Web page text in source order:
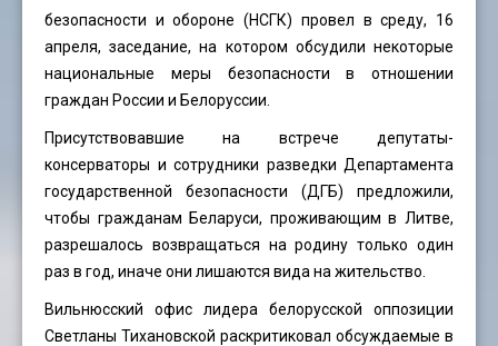
безопасности и обороне (НСГК) провел в среду, 16
апреля, заседание, на котором обсудили некоторые
национальные меры безопасности в отношении
граждан России и Белоруссии.
Присутствовавшие на встрече депутаты-
консерваторы и сотрудники разведки Департамента
государственной безопасности (ДГБ) предложили,
чтобы гражданам Беларуси, проживающим в Литве,
разрешалось возвращаться на родину только один
раз в год, иначе они лишаются вида на жительство.
Вильнюсский офис лидера белорусской оппозиции
Светланы Тихановской раскритиковал обсуждаемые в